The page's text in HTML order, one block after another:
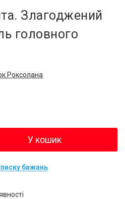
Злагоджений
головного
Роксолана
У кошик
бажань